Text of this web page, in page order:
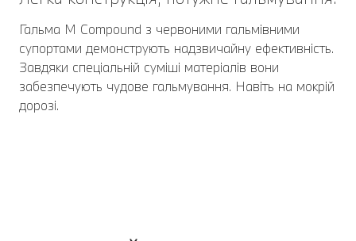
Гальма M Compound з червоними гальмівними
супортами демонструють надзвичайну ефективність.
Завдяки спеціальній суміші матеріалів вони
забезпечують чудове гальмування. Навіть на мокрій
дорозі.